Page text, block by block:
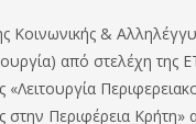
Κοινωνικής &
από στελέχη της
στην Περιφέρεια